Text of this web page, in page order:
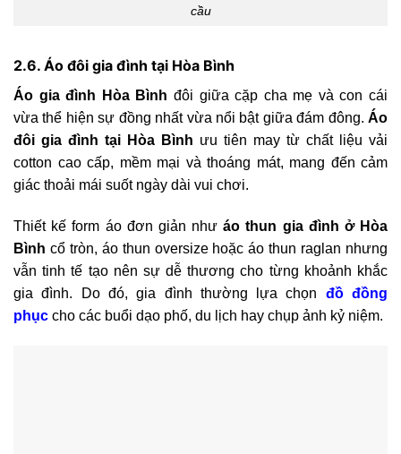
cầu
2.6. Áo đôi gia đình tại Hòa Bình
Áo gia đình Hòa Bình đôi giữa cặp cha mẹ và con cái
vừa thể hiện sự đồng nhất vừa nổi bật giữa đám đông. Áo
đôi gia đình tại Hòa Bình ưu tiên may từ chất liệu vải
cotton cao cấp, mềm mại và thoáng mát, mang đến cảm
giác thoải mái suốt ngày dài vui chơi.
Thiết kế form áo đơn giản như áo thun gia đình ở Hòa
Bình cổ tròn, áo thun oversize hoặc áo thun raglan nhưng
vẫn tinh tế tạo nên sự dễ thương cho từng khoảnh khắc
gia đình. Do đó, gia đình thường lựa chọn đồ đồng
phục cho các buổi dạo phố, du lịch hay chụp ảnh kỷ niệm.